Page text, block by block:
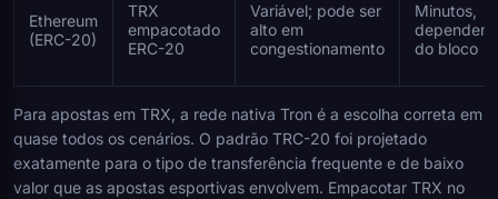
Ethereum
(ERC-20)
TRX
empacotado
ERC-20
Variável; pode ser
alto em
congestionamento
Minutos,
do bloco
Para apostas em TRX, a rede nativa Tron é a escolha correta em
quase todos os cenários. O padrão TRC-20 foi projetado
exatamente para o tipo de transferência frequente e de baixo
valor que as apostas esportivas envolvem. Empacotar TRX no